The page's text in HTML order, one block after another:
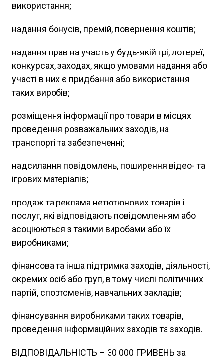
використання;
надання бонусів, премій, повернення коштів;
надання прав на участь у будь-якій грі, лотереї,
конкурсах, заходах, якщо умовами надання або
участі в них є придбання або використання
таких виробів;
розміщення інформації про товари в місцях
проведення розважальних заходів, на
транспорті та забезпеченні;
надсилання повідомлень, поширення відео- та
ігрових матеріалів;
продаж та реклама нетютюнових товарів і
послуг, які відповідають повідомленням або
асоціюються з такими виробами або їх
виробниками;
фінансова та інша підтримка заходів, діяльності,
окремих осіб або груп, в тому числі політичних
партій, спортсменів, навчальних закладів;
фінансування виробниками таких товарів,
проведення інформаційних заходів та заходів.
ВІДПОВІДАЛЬНІСТЬ – 30 000 ГРИВЕНЬ за